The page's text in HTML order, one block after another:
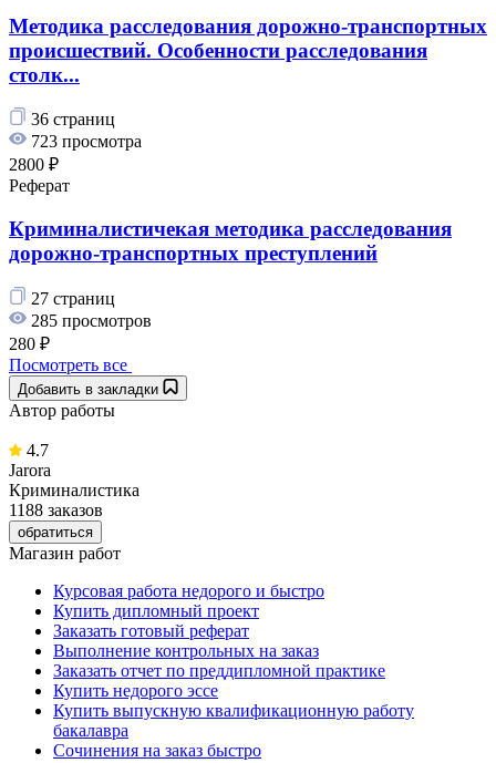
Методика расследования дорожно-транспортных
происшествий. Особенности расследования
столк...
36 страниц
723 просмотра
2800 ₽
Реферат
Криминалистичекая методика расследования
дорожно-транспортных преступлений
27 страниц
285 просмотров
280 ₽
Посмотреть все
Добавить в закладки
Автор работы
4.7
Jarora
Криминалистика
1188 заказов
обратиться
Магазин работ
Курсовая работа недорого и быстро
Купить дипломный проект
Заказать готовый реферат
Выполнение контрольных на заказ
Заказать отчет по преддипломной практике
Купить недорого эссе
Купить выпускную квалификационную работу
бакалавра
Сочинения на заказ быстро